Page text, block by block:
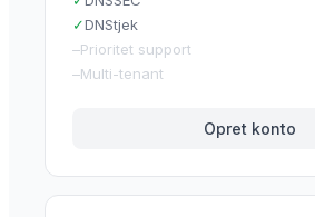
✓DNStjek
–Prioritet support
–Multi-tenant
Opret konto